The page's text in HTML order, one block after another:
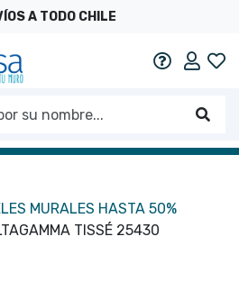
A TODO CHILE
Mi
nombre...
MURALES HASTA 50%
TISSÉ 25430